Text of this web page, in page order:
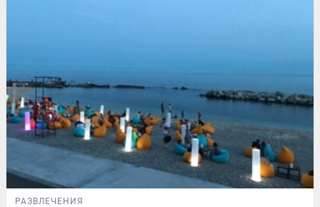
РАЗВЛЕЧЕНИЯ